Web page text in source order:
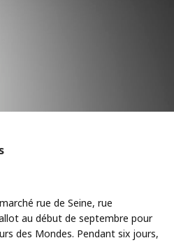
rue de Seine, rue
au début de septembre pour
des Mondes. Pendant six jours,